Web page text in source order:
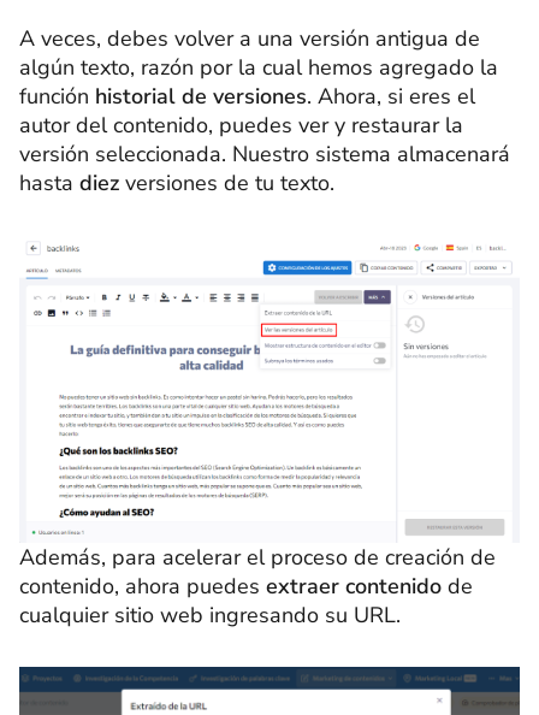
A veces, debes volver a una versión antigua de
algún texto, razón por la cual hemos agregado la
función historial de versiones. Ahora, si eres el
autor del contenido, puedes ver y restaurar la
versión seleccionada. Nuestro sistema almacenará
hasta diez versiones de tu texto.
Además, para acelerar el proceso de creación de
contenido, ahora puedes extraer contenido de
cualquier sitio web ingresando su URL.